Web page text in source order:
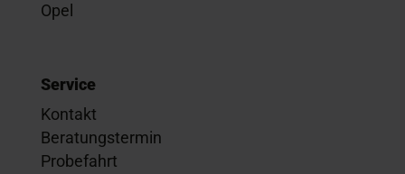
Opel
Service
Kontakt
Beratungstermin
Probefahrt